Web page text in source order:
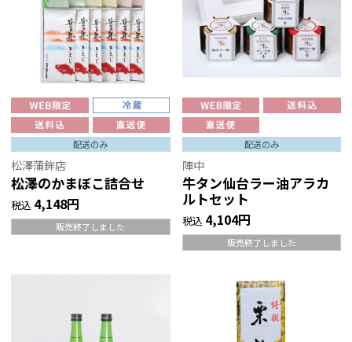
配送のみ
松澤蒲鉾店
松澤のかまぼこ詰合せ
税込 4,148円
販売終了しました
配送のみ
陣中
牛タン仙台ラー油アラカ
ルトセット
税込 4,104円
販売終了しました